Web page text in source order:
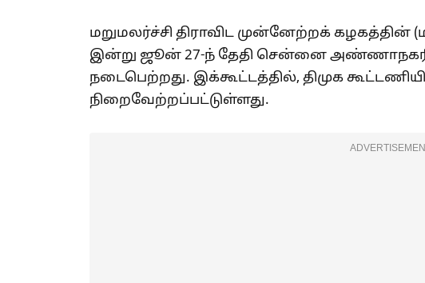
மறுமலர்ச்சி திராவிட முன்னேற்றக் கழகத்தின்
இன்று ஜூன் 27-ந் தேதி சென்னை
நடைபெற்றது. இக்கூட்டத்தில், திமுக
நிறைவேற்றப்பட்டுள்ளது.